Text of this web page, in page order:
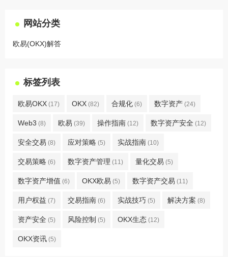
网站分类
欧易(OKX)解答
标签列表
欧易OKX (17) OKX (82) 合规化 (6) 数字资产 (24)
Web3 (8) 欧易 (39) 操作指南 (12) 数字资产安全 (12)
安全交易 (8) 应对策略 (5) 实战指南 (10)
交易策略 (6) 数字资产管理 (11) 量化交易 (5)
数字资产增值 (6) OKX欧易 (5) 数字资产交易 (11)
用户权益 (7) 交易指南 (6) 实战技巧 (5) 解决方案 (8)
资产安全 (5) 风险控制 (5) OKX生态 (12)
OKX资讯 (5)